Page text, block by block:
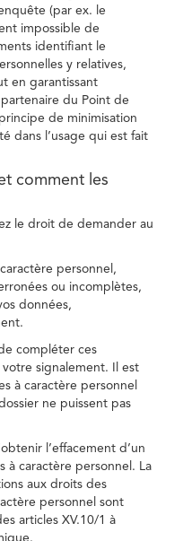
(par ex. le
impossible de
identifiant le
y relatives,
en garantissant
du Point de
de minimisation
dans l’usage qui est fait
comment les
le droit de demander au
personnel,
ou incomplètes,
données,
compléter ces
signalement. Il est
à caractère personnel
ne puissent pas
l’effacement d’un
à caractère personnel. La
aux droits des
personnel sont
articles XV.10/1 à